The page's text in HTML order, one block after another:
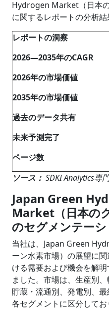
Hydrogen Market（日本
に関するレポートの分析結
レポートの洞察
2026―2035年のCAGR
2026年の市場価値
2035年の市場価値
過去のデータ共有
未来予測完了
ページ数
ソース： SDKI Analytics専
Japan Green
Market（日本の
のセグメンテー
当社は、Japan Green
ーン水素市場）の展望に
ける需要および機会を解
ました。市場は、生産別
貯蔵・流通別、発電別、
各セグメントに区分してお